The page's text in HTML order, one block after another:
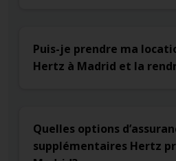
Puis-je prendre ma
Hertz à Madrid et la
Quelles options
supplémentaires Hertz